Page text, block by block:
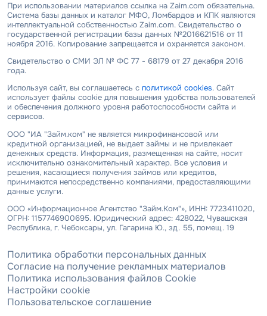
При использовании материалов ссылка на Zaim.com обязательна.
Система базы данных и каталог МФО, Ломбардов и КПК являются
интеллектуальной собственностью Zaim.com. Свидетельство о
государственной регистрации базы данных №2016621516 от 11
ноября 2016. Копирование запрещается и охраняется законом.
Свидетельство о СМИ ЭЛ № ФС 77 - 68179 от 27 декабря 2016
года.
Используя сайт, вы соглашаетесь с политикой cookies. Сайт
использует файлы cookie для повышения удобства пользователей
и обеспечения должного уровня работоспособности сайта и
сервисов.
ООО "ИА "Займ.ком" не является микрофинансовой или
кредитной организацией, не выдает займы и не привлекает
денежных средств. Информация, размещенная на сайте, носит
исключительно ознакомительный характер. Все условия и
решения, касающиеся получения займов или кредитов,
принимаются непосредственно компаниями, предоставляющими
данные услуги.
ООО «Информационное Агентство "Займ.Ком"», ИНН: 7723411020,
ОГРН: 1157746900695. Юридический адрес: 428022, Чувашская
Республика, г. Чебоксары, ул. Гагарина Ю., зд. 55, помещ. 19
Политика обработки персональных данных
Согласие на получение рекламных материалов
Политика использования файлов Cookie
Настройки cookie
Пользовательское соглашение